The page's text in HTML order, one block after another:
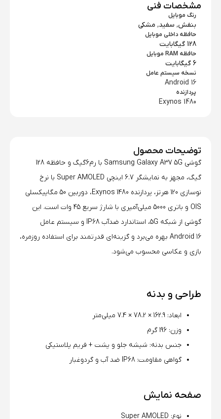
مشخصات فنی
رنگ موبایل
بنفش, سفید, مشکی
حافظه داخلی موبایل
128 گیگابایت
حافظه RAM موبایل
6 گیگابایت
نسخه سیستم عامل
Android 16
پردازنده
Exynos 1480
توضیحات محصول
گوشی Samsung Galaxy A37 5G با رم6گیگ و حافظه 128
گیگ، مجهز به نمایشگر 6.7 اینچی Super AMOLED با نرخ
نوسازی 120 هرتز، پردازنده Exynos 1480، دوربین 50 مگاپیکسلی
OIS و باتری 5000 میلی‌آمپری با شارژ سریع 45 وات است. این
گوشی از شبکه 5G، استاندارد ضدآب IP68 و سیستم عامل
Android 16 بهره می‌برد و گزینه‌ای قدرتمند برای استفاده روزمره،
بازی و عکاسی محسوب می‌شود.
طراحی و بدنه
ابعاد: 162.9 × 78.2 × 7.4 میلی‌متر
وزن: 196 گرم
جنس بدنه: شیشه جلو و پشت + فریم پلاستیکی
گواهی مقاومت: IP68 ضد آب و گردوغبار
صفحه نمایش
نوع: Super AMOLED